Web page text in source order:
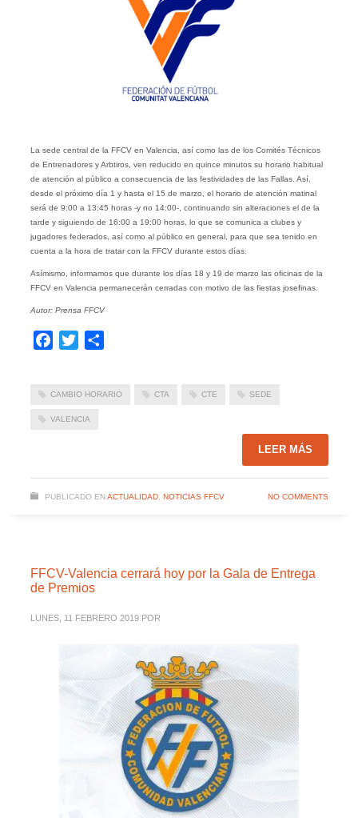
La sede central de la FFCV en Valencia, así como las de los Comités Técnicos
de Entrenadores y Arbtiros, ven reducido en quince minutos su horario habitual
de atención al público a consecuencia de las festividades de las Fallas. Así,
desde el próximo día 1 y hasta el 15 de marzo, el horario de atención matinal
será de 9:00 a 13:45 horas -y no 14:00-, continuando sin alteraciones el de la
tarde y siguiendo de 16:00 a 19:00 horas, lo que se comunica a clubes y
jugadores federados, así como al público en general, para que sea tenido en
cuenta a la hora de tratar con la FFCV durante estos días.
Asímismo, informamos que durante los días 18 y 19 de marzo las oficinas de la
FFCV en Valencia permanecerán cerradas con motivo de las fiestas josefinas.
Autor: Prensa FFCV
Facebook
Twitter
CAMBIO HORARIO CTA CTE SEDE
VALENCIA
LEER MÁS
PUBLICADO EN ACTUALIDAD, NOTICIAS FFCV NO COMMENTS
FFCV-Valencia cerrará hoy por la Gala de Entrega
de Premios
LUNES, 11 FEBRERO 2019 POR